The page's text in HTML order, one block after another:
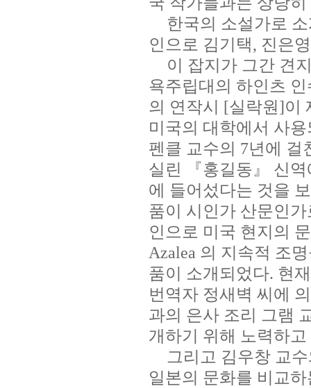
한국의 소설가로
인으로 김기택, 진은
이 잡지가 그간 견
욕주립대의 하인츠
의 연작시 [실락원 ]이
미국의 대학에서 사
펜클 교수의 7년에 걸
실린 『홍길동』 신
에 들어섰다는 것을
품이 시인가 산문인
인으로 미국 현지의
Azalea 의 지속적 조
품이 소개되었다. 현
번역자 정새벽 씨에
과의 은사 조리 그램
개하기 위해 노력하
그리고 김우창 교
일본의 문화를 비교